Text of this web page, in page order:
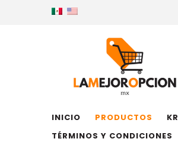
INICIO PRODUCTOS
TÉRMINOS Y CONDICIONES